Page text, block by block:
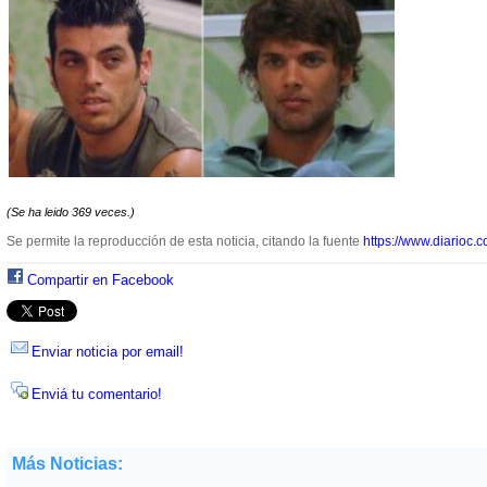
(Se ha leido 369 veces.)
Se permite la reproducción de esta noticia, citando la fuente https://
Compartir en Facebook
Enviar noticia por email!
Enviá tu comentario!
Más Noticias: